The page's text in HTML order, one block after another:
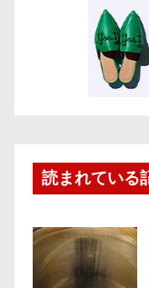
読まれている